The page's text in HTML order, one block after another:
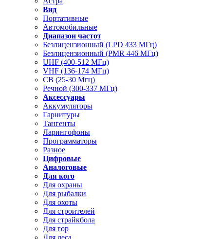
Вид
Портативные
Автомобильные
Диапазон частот
Безлицензионный (LPD 433 МГц)
Безлицензионный (PMR 446 МГц)
UHF (400-512 МГц)
VHF (136-174 МГц)
CB (25-30 Мгц)
Речной (300-337 МГц)
Аксессуары
Аккумуляторы
Гарнитуры
Тангенты
Ларингофоны
Программаторы
Разное
Цифровые
Аналоговые
Для кого
Для охраны
Для рыбалки
Для охоты
Для строителей
Для страйкбола
Для гор
Для леса